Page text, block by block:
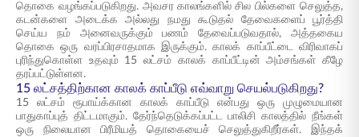
தொகை வழங்கப்படுகிறது. அவசர காலங்களில் சில பில்களை செலுத்த,
கடன்களை அடைக்க அல்லது நமது கூடுதல் தேவைகளைப் பூர்த்தி
செய்ய நம் அனைவருக்கும் பணம் தேவைப்படுவதால், அத்தகைய
தொகை ஒரு வரப்பிரசாதமாக இருக்கும். காலக் காப்பீட்டை விரிவாகப்
புரிந்துகொள்ள உதவும் 15 லட்சம் காலக் காப்பீட்டின் அம்சங்கள் கீழே
தரப்பட்டுள்ளன.
15 லட்சத்திற்கான காலக் காப்பீடு எவ்வாறு செயல்படுகிறது?
15 லட்சம் ரூபாய்க்கான காலக் காப்பீடு என்பது ஒரு முழுமையான
பாதுகாப்புத் திட்டமாகும். தேர்ந்தெடுக்கப்பட்ட பாலிசி காலத்தில் நீங்கள்
ஒரு நிலையான பிரீமியத் தொகையைச் செலுத்துகிறீர்கள். இந்தக்